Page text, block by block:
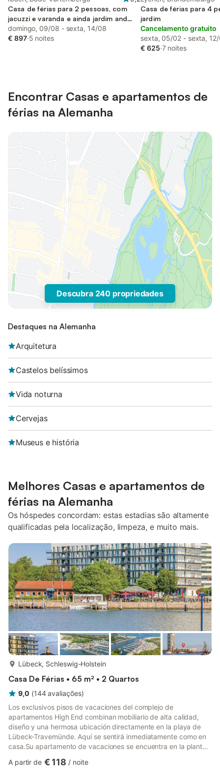
Casa de férias para 2 pessoas, com
jacuzzi e varanda e ainda jardim and
sauna, com animais de estimação
domingo, 09/08 - sexta, 14/08
€ 897·5 noites
Casa de férias para 4
jardim
Cancelamento gratuito
sexta, 05/02 - sexta,
€ 625·7 noites
Encontrar Casas e apartamentos de
férias na Alemanha
Descubra 240 propriedades
Destaques na Alemanha
Arquitetura
Castelos belíssimos
Vida noturna
Cervejas
Museus e história
Melhores Casas e apartamentos de
férias na Alemanha
Os hóspedes concordam: estas estadias são altamente
qualificadas pela localização, limpeza, e muito mais.
Lübeck, Schleswig-Holstein
Casa De Férias • 65 m² • 2 Quartos
9,0 (144 avaliações)
Los exclusivos pisos de vacaciones del complejo de
apartamentos High End combinan mobiliario de alta calidad,
diseño y una hermosa ubicación directamente en la playa de
Lübeck-Travemünde. Aquí se sentirá inmediatamente como en
casa.Su apartamento de vacaciones se encuentra en la planta
barreras. El acceso a la vivienda también es a nivel del suelo.
A partir de € 118 / noite